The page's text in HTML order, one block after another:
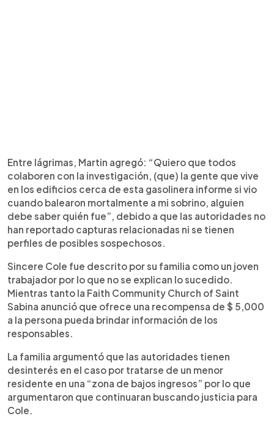
Entre lágrimas, Martin agregó: “Quiero que todos
colaboren con la investigación, (que) la gente que vive
en los edificios cerca de esta gasolinera informe si vio
cuando balearon mortalmente a mi sobrino, alguien
debe saber quién fue”, debido a que las autoridades no
han reportado capturas relacionadas ni se tienen
perfiles de posibles sospechosos.
Sincere Cole fue descrito por su familia como un joven
trabajador por lo que no se explican lo sucedido.
Mientras tanto la Faith Community Church of Saint
Sabina anunció que ofrece una recompensa de $ 5,000
a la persona pueda brindar información de los
responsables.
La familia argumentó que las autoridades tienen
desinterés en el caso por tratarse de un menor
residente en una “zona de bajos ingresos” por lo que
argumentaron que continuaran buscando justicia para
Cole.